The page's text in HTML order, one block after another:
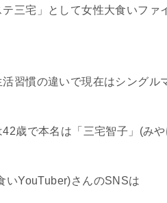
テ三宅」として女性大食いフ
習慣の違いで現在はシングル
歳で本名は「三宅智子」(みや
いYouTuber)さんのSNSは